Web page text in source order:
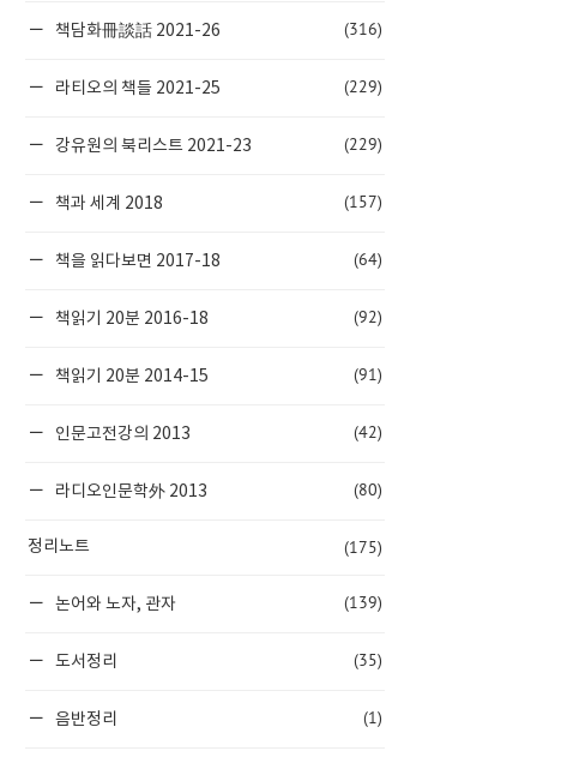
책담화冊談話 2021-26 (316)
라티오의 책들 2021-25 (229)
강유원의 북리스트 2021-23 (229)
책과 세계 2018 (157)
책을 읽다보면 2017-18 (64)
책읽기 20분 2016-18 (92)
책읽기 20분 2014-15 (91)
인문고전강의 2013 (42)
라디오인문학外 2013 (80)
정리노트 (175)
논어와 노자, 관자 (139)
도서정리 (35)
음반정리 (1)